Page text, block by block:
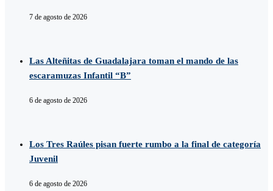
7 de agosto de 2026
Las Alteñitas de Guadalajara toman el mando de las
escaramuzas Infantil “B”
6 de agosto de 2026
Los Tres Raúles pisan fuerte rumbo a la final de categoría
Juvenil
6 de agosto de 2026